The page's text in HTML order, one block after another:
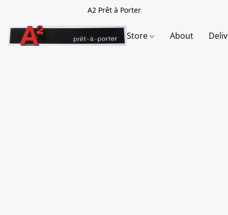
A2 Prêt à Porter
Store About